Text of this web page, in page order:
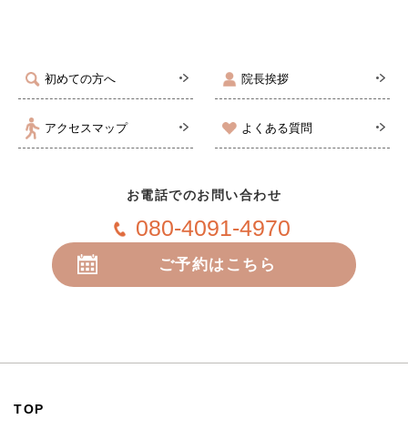
初めての方へ 院長挨拶
アクセスマップ よくある質問
お電話でのお問い合わせ
080-4091-4970
ご予約はこちら
TOP